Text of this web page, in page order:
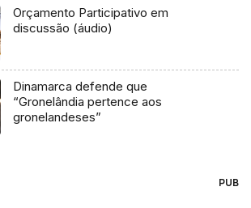
Orçamento Participativo em
discussão (áudio)
Dinamarca defende que
“Gronelândia pertence aos
gronelandeses”
PUB